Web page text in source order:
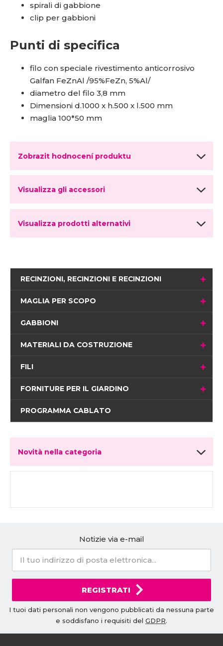
spirali di gabbione
clip per gabbioni
Punti di specifica
filo con speciale rivestimento anticorrosivo
Galfan FeZnAl /95%FeZn, 5%Al/
diametro del filo 3,8 mm
Dimensioni d.1000 x h.500 x l.500 mm
maglia 100*50 mm
Zobrazit hodnocení produktu
Visualizza gli accessori
Visualizza prodotti alternativi
RECINZIONI, RECINZIONI E RECINZIONI
MAGLIA PER SCOPO
GABBIONI
MATERIALI DA COSTRUZIONE
FILI
FORNITURE PER IL GIARDINO
PROGRAMMA CABLATO
Novità nella categoria
Notizie via e-mail
REGISTRATI
I tuoi dati personali non vengono pubblicati da nessuna parte
e soddisfano i requisiti del GDPR.